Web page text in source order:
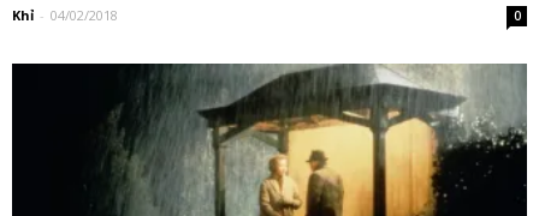
Khỉ - 04/02/2018 0